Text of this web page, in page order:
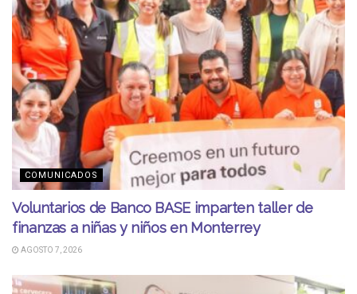
COMUNICADOS
Voluntarios de Banco BASE imparten taller de
finanzas a niñas y niños en Monterrey
AGOSTO 7, 2026